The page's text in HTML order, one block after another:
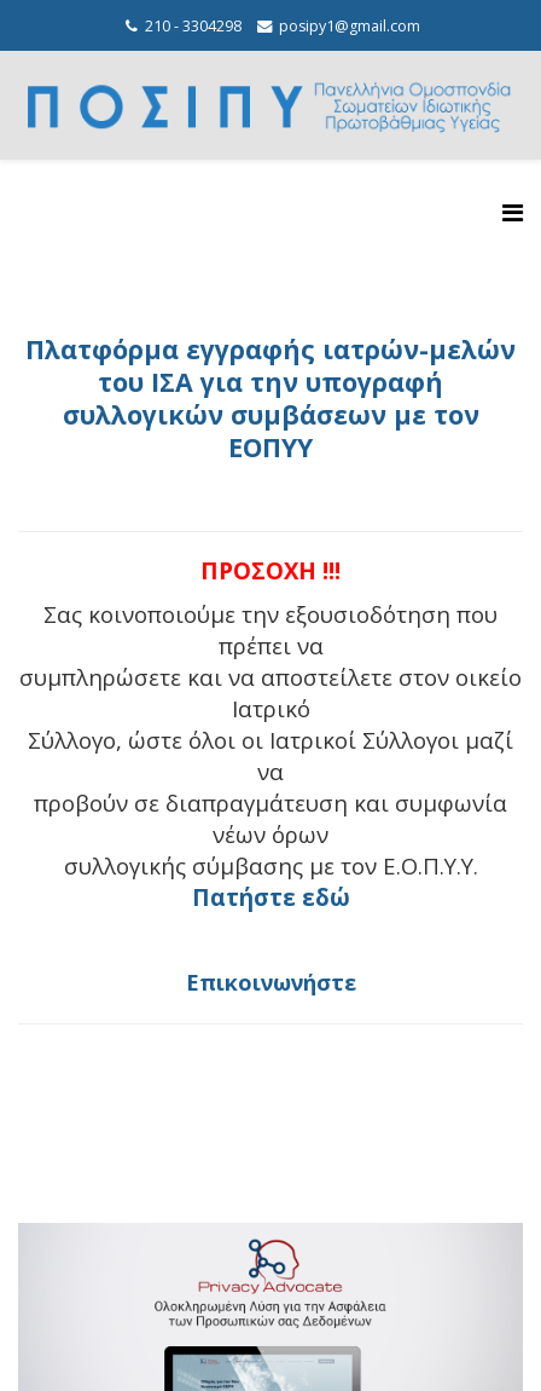
210 - 3304298 posipy1@gmail.com
Πλατφόρμα εγγραφής ιατρών-μελών
του ΙΣΑ για την υπογραφή
συλλογικών συμβάσεων με τον
ΕΟΠΥΥ
ΠΡΟΣΟΧΗ !!!
Σας κοινοποιούμε την εξουσιοδότηση που
πρέπει να
συμπληρώσετε και να αποστείλετε στον οικείο
Ιατρικό
Σύλλογο, ώστε όλοι οι Ιατρικοί Σύλλογοι μαζί
να
προβούν σε διαπραγμάτευση και συμφωνία
νέων όρων
συλλογικής σύμβασης με τον Ε.Ο.Π.Υ.Υ.
Πατήστε εδώ
Επικοινωνήστε